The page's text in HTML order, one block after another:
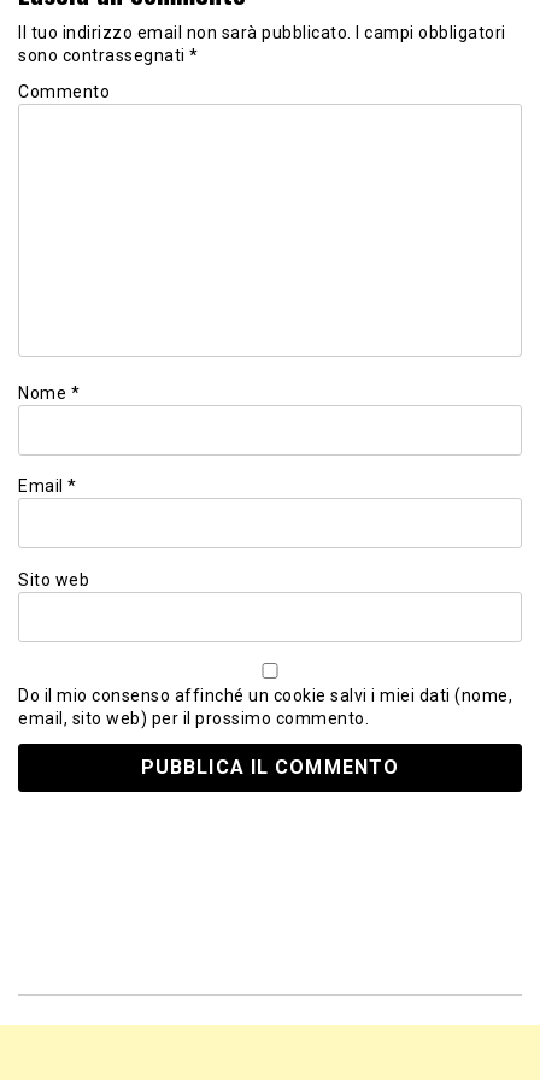
Il tuo indirizzo email non sarà pubblicato.
I campi obbligatori
sono contrassegnati *
Commento
Nome *
Email *
Sito web
Do il mio consenso affinché un cookie salvi i miei dati (nome,
email, sito web) per il prossimo commento.